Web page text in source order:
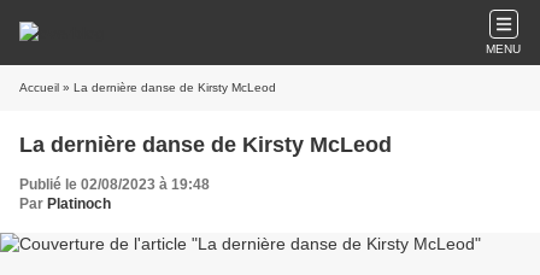
MENU
Accueil » La dernière danse de Kirsty McLeod
La dernière danse de Kirsty McLeod
Publié le 02/08/2023 à 19:48
Par Platinoch